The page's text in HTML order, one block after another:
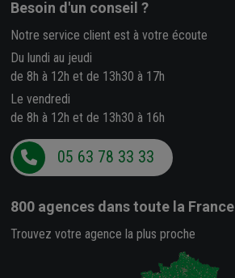
Besoin d'un conseil ?
Notre service client est à votre écoute
Du lundi au jeudi
de 8h à 12h et de 13h30 à 17h
Le vendredi
de 8h à 12h et de 13h30 à 16h
05 63 78 33 33
800 agences dans toute la France
Trouvez votre agence la plus proche